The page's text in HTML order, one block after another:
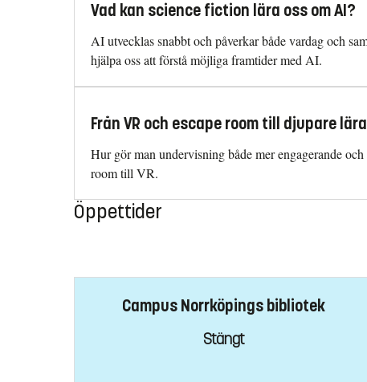
Vad kan science fiction lära oss om AI?
AI utvecklas snabbt och påverkar både vardag och
hjälpa oss att förstå möjliga framtider med AI.
Från VR och escape room till djupare
Hur gör man undervisning både mer engagerande
room till VR.
Öppettider
Campus Norrköpings bibliotek
Stängt